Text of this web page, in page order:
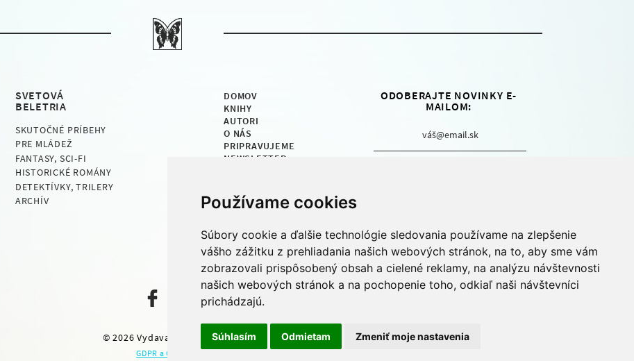
Používame cookies
Súbory cookie a ďalšie technológie sledovania používame na zlepšenie
vášho zážitku z prehliadania našich webových stránok, na to, aby sme vám
zobrazovali prispôsobený obsah a cielené reklamy, na analýzu návštevnosti
našich webových stránok a na pochopenie toho, odkiaľ naši návštevníci
prichádzajú.
Súhlasím Odmietam Zmeniť moje nastavenia
SVETOVÁ
BELETRIA
SKUTOČNÉ PRÍBEHY
PRE MLÁDEŽ
FANTASY, SCI-FI
HISTORICKÉ ROMÁNY
DETEKTÍVKY, TRILERY
ARCHÍV
DOMOV
KNIHY
AUTORI
O NÁS
PRIPRAVUJEME
NEWSLETTER
ODOBERAJTE NOVINKY E-
MAILOM:
Buďte vždy informovaní o novinkách
z vydavateľstva Motýľ. Zadajte vašu
e-mailovú adresu a pridajte sa tak do
nášho newsletteru.
© 2026Vydavateľstvo Motýľ
GDPR a Cookies